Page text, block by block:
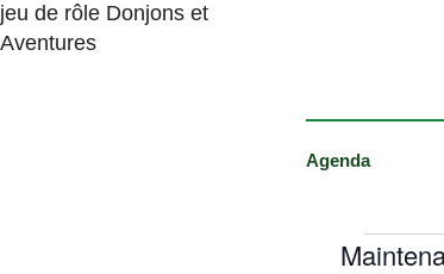
jeu de rôle Donjons et
Aventures
Agenda